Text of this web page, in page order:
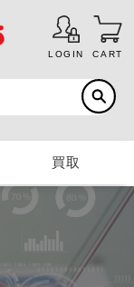
LOGIN CART
買取